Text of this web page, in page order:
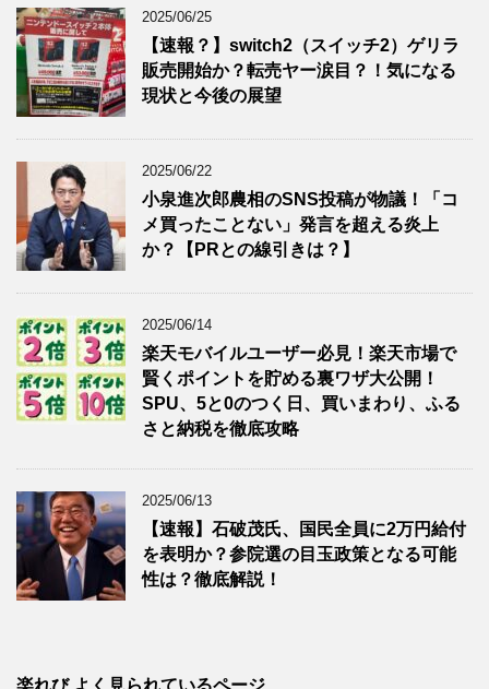
2025/06/25
【速報？】switch2（スイッチ2）ゲリラ
販売開始か？転売ヤー涙目？！気になる
現状と今後の展望
2025/06/22
小泉進次郎農相のSNS投稿が物議！「コ
メ買ったことない」発言を超える炎上
か？【PRとの線引きは？】
2025/06/14
楽天モバイルユーザー必見！楽天市場で
賢くポイントを貯める裏ワザ大公開！
SPU、5と0のつく日、買いまわり、ふる
さと納税を徹底攻略
2025/06/13
【速報】石破茂氏、国民全員に2万円給付
を表明か？参院選の目玉政策となる可能
性は？徹底解説！
楽れび よく見られているページ